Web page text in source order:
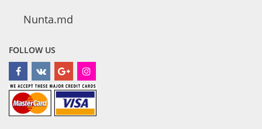
Nunta.md
FOLLOW US